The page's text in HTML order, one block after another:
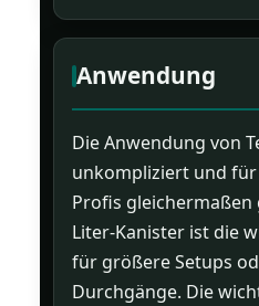
Anwendung
Die Anwendung von
unkompliziert und
Profis gleichermaßen
Liter-Kanister ist die
für größere Setups
Durchgänge. Die